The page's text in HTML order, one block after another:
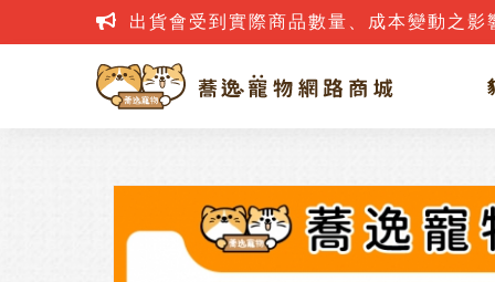
出貨會受到實際商品數量、成本變動之